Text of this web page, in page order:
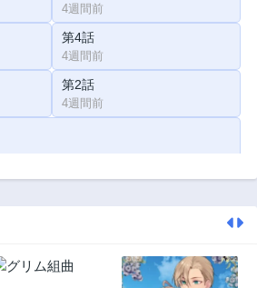
4週間前
第4話
4週間前
第2話
4週間前